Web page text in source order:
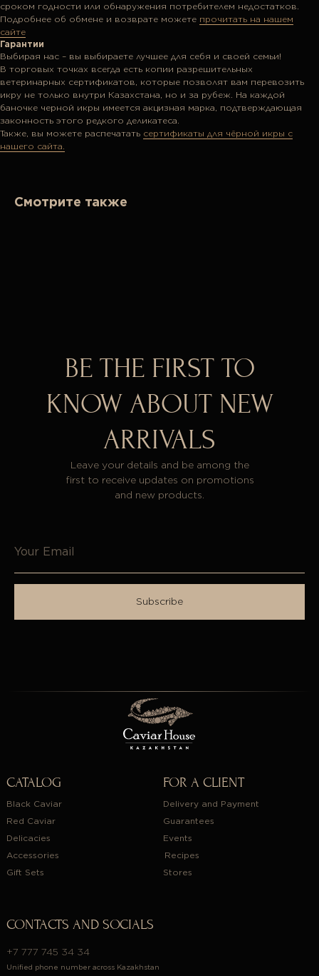
сроком годности или обнаружения потребителем недостатков.
Подробнее об обмене и возврате можете прочитать на нашем
сайте
Гарантии
Выбирая нас – вы выбираете лучшее для себя и своей семьи!
В торговых точках всегда есть копии разрешительных
ветеринарных сертификатов, которые позволят вам перевозить
икру не только внутри Казахстана, но и за рубеж. На каждой
баночке черной икры имеется акцизная марка, подтверждающая
законность этого редкого деликатеса.
Также, вы можете распечатать сертификаты для чёрной икры с
нашего сайта.
Смотрите также
BE THE FIRST TO
KNOW ABOUT NEW
ARRIVALS
Leave your details and be among the
first to receive updates on promotions
and new products.
Subscribe
CATALOG FOR A CLIENT
CONTACTS AND SOCIALS
Black Caviar
+7 777 745 34 34
Delivery and Payment
Guarantees
Red Caviar
Unified phone number across Kazakhstan
Delicacies
Events
Accessories
Recipes
Gift Sets
Stores